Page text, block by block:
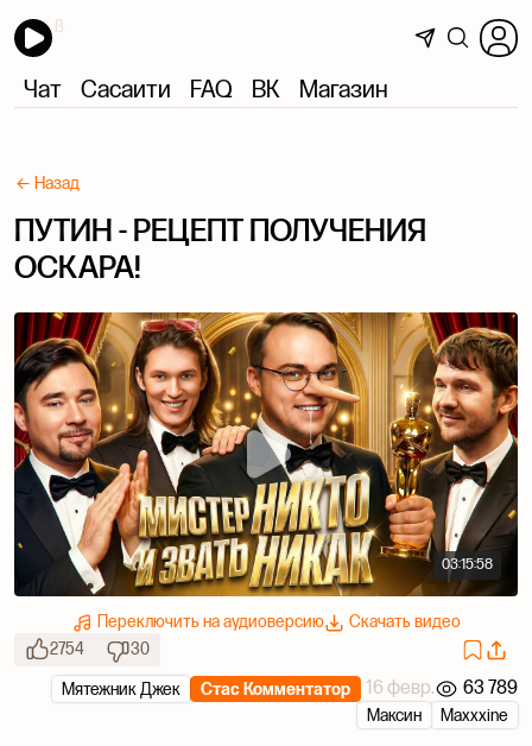
Чат Сасаити FAQ ВК Магазин
← Назад
ПУТИН - РЕЦЕПТ ПОЛУЧЕНИЯ
ОСКАРА!
03:15:58
Переключить на аудиоверсию
Скачать видео
2754
30
Стас Комментатор
16 февр. 63 789
Мятежник Джек
Maxxxine
Максин